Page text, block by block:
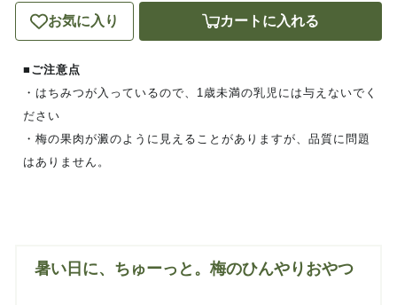
お気に入り カートに入れる
■ご注意点
・はちみつが入っているので、1歳未満の乳児には与えないでく
ださい
・梅の果肉が澱のように見えることがありますが、品質に問題
はありません。
暑い日に、ちゅーっと。梅のひんやりおやつ